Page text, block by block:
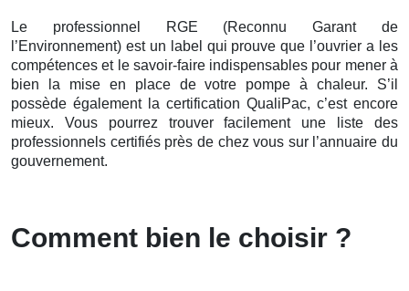
Le professionnel RGE (Reconnu Garant de
l’Environnement) est un label qui prouve que l’ouvrier a les
compétences et le savoir-faire indispensables pour mener à
bien la mise en place de votre pompe à chaleur. S’il
possède également la certification QualiPac, c’est encore
mieux. Vous pourrez trouver facilement une liste des
professionnels certifiés près de chez vous sur l’annuaire du
gouvernement.
Comment bien le choisir ?